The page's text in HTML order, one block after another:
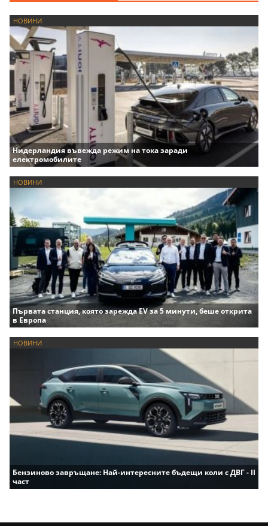
НОВИНИ
Нидерландия въвежда режим на тока заради
електромобилите
НОВИНИ
Първата станция, която зарежда EV за 5 минути, беше открита
в Европа
НОВИНИ
Бензиново завръщане: Най-интересните бъдещи коли с ДВГ - II
част